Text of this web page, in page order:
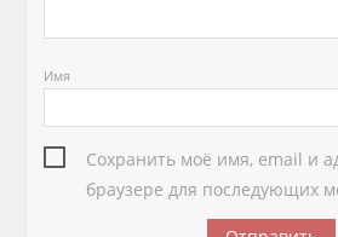
Имя
Сохранить моё имя, email и
браузере для последующих